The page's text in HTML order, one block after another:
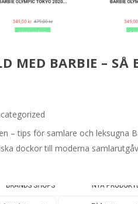
MED BARBIE – SÅ
– tips för samlare och leksugna
dockor till moderna